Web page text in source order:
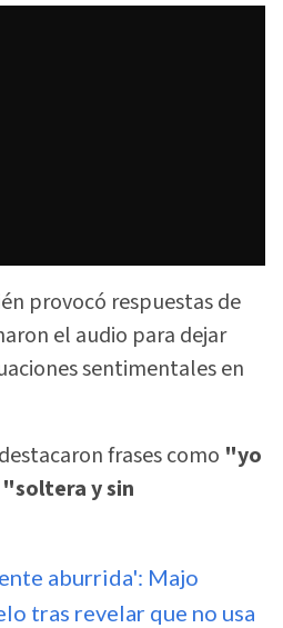
provocó respuestas de
el audio para dejar
sentimentales en
frases como "yo
"soltera y sin
aburrida': Majo
tras revelar que no usa